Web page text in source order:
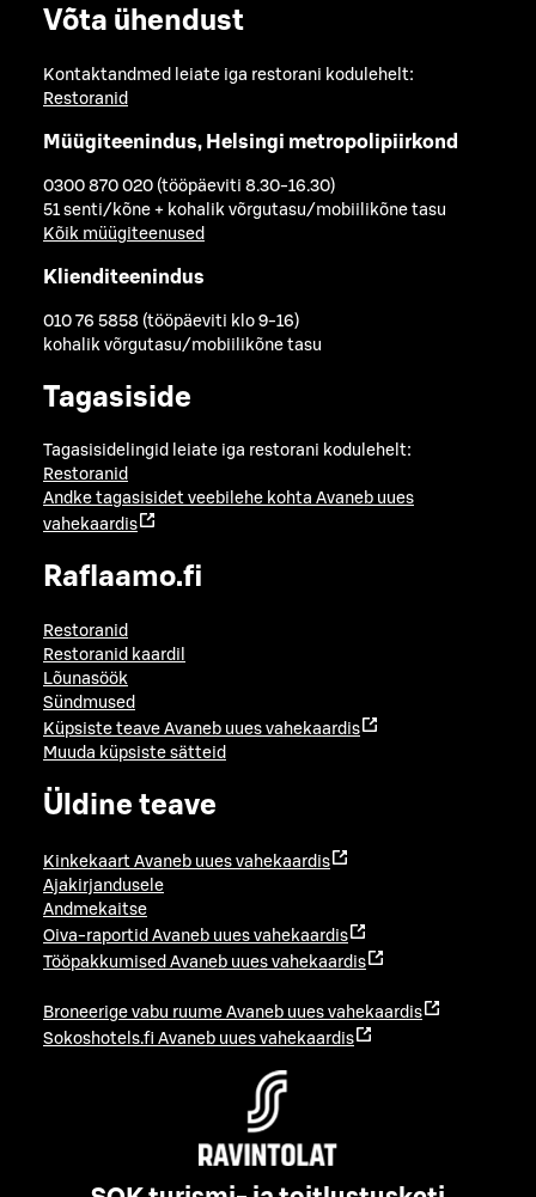
Võta ühendust
Kontaktandmed leiate iga restorani kodulehelt:
Restoranid
Müügiteenindus, Helsingi metropolipiirkond
0300 870 020 (tööpäeviti 8.30-16.30)
51 senti/kõne + kohalik võrgutasu/mobiilikõne tasu
Kõik müügiteenused
Klienditeenindus
010 76 5858 (tööpäeviti klo 9-16)
kohalik võrgutasu/mobiilikõne tasu
Tagasiside
Tagasisidelingid leiate iga restorani kodulehelt:
Restoranid
Andke tagasisidet veebilehe kohta Avaneb uues
vahekaardis
Raflaamo.fi
Restoranid
Restoranid kaardil
Lõunasöök
Sündmused
Küpsiste teave Avaneb uues vahekaardis
Muuda küpsiste sätteid
Üldine teave
Kinkekaart Avaneb uues vahekaardis
Ajakirjandusele
Andmekaitse
Oiva-raportid Avaneb uues vahekaardis
Tööpakkumised Avaneb uues vahekaardis
Broneerige vabu ruume Avaneb uues vahekaardis
Sokoshotels.fi Avaneb uues vahekaardis